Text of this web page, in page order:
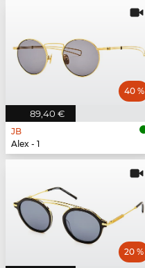
89,40 €
40 %
JB
Alex - 1
20 %